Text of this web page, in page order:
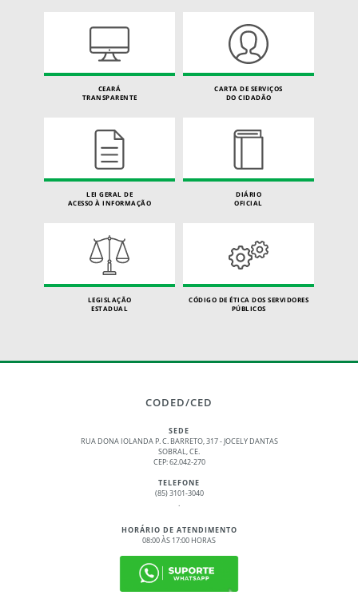
CEARÁ
TRANSPARENTE
CARTA DE SERVIÇOS
DO CIDADÃO
LEI GERAL DE
ACESSO À INFORMAÇÃO
DIÁRIO
OFICIAL
LEGISLAÇÃO
ESTADUAL
CÓDIGO DE ÉTICA DOS SERVIDORES
PÚBLICOS
CODED/CED
SEDE
RUA DONA IOLANDA P. C. BARRETO, 317 - JOCELY DANTAS
SOBRAL, CE.
CEP: 62.042-270
TELEFONE
(85) 3101-3040
.
HORÁRIO DE ATENDIMENTO
08:00 ÀS 17:00 HORAS